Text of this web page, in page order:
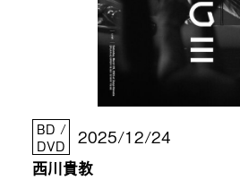
BD /
DVD
2025/12/24
西川貴教